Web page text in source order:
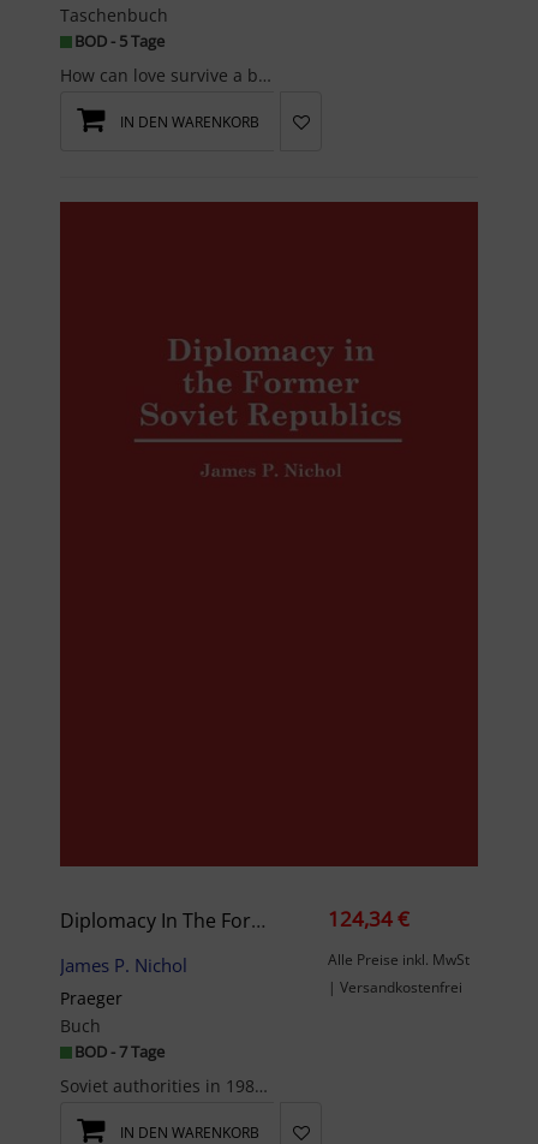
Taschenbuch
BOD - 5 Tage
How can love survive a brutal time?
IN DEN WARENKORB
Diplomacy In The Former Soviet Republics
James P. Nichol
Praeger
Buch
BOD - 7 Tage
Soviet authorities in 1987-1991 tried to encourage the union republics to use their diplomatic ap...
124,34 €
Alle Preise inkl. MwSt
| Versandkostenfrei
IN DEN WARENKORB